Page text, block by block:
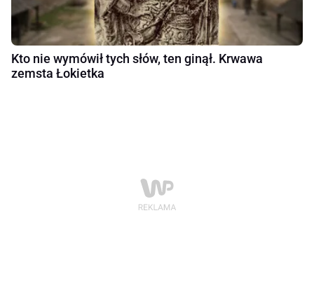
Kto nie wymówił tych słów, ten ginął. Krwawa
zemsta Łokietka